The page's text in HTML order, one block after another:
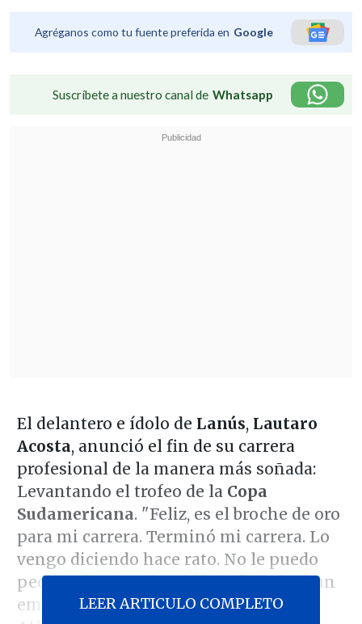
Agréganos como tu fuente preferida en Google
Suscríbete a nuestro canal de Whatsapp
El delantero e ídolo de Lanús, Lautaro
Acosta, anunció el fin de su carrera
profesional de la manera más soñada:
Levantando el trofeo de la Copa
Sudamericana. "Feliz, es el broche de oro
para mi carrera. Terminó mi carrera. Lo
vengo diciendo hace rato. No le puedo
pedir más a la vida, al fútbol", declaró un
emocionadoAcostatras vencer a
LEER ARTICULO COMPLETO